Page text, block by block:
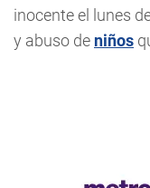
inocente el lunes
y abuso de niños